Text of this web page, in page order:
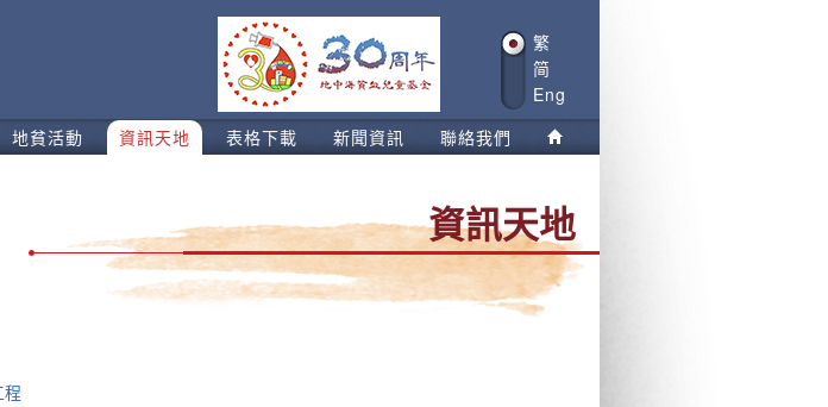
地貧活動 資訊天地 表格下載 新聞資訊 聯絡我們
繁
简
Eng
資訊天地